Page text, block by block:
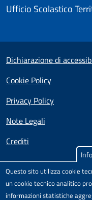
Questo sito utilizza cookie
un cookie tecnico analitico
informazioni statistiche
Ufficio Scolastico
Small prints
Useful links
Dichiarazione di
Cookie Policy
Privacy Policy
Note Legali
Crediti
TestSito realizzato e
Comunità di pratica
nell'ambito del